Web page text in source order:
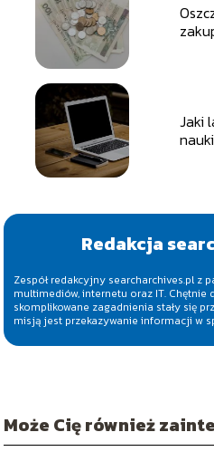
Jaki
Redakcja
Zespół redakcyjny searcharchives.pl z
multimediów, internetu oraz IT. Chętnie
skomplikowane zagadnienia stały się
misją jest przekazywanie informacji w
Może Cię również